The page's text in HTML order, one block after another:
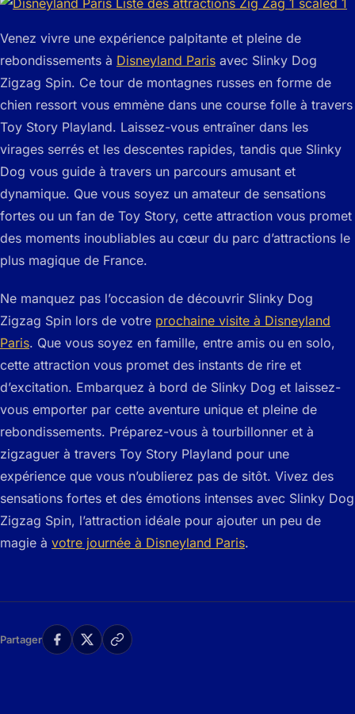
Venez vivre une expérience palpitante et pleine de
rebondissements à Disneyland Paris avec Slinky Dog
Zigzag Spin. Ce tour de montagnes russes en forme de
chien ressort vous emmène dans une course folle à travers
Toy Story Playland. Laissez-vous entraîner dans les
virages serrés et les descentes rapides, tandis que Slinky
Dog vous guide à travers un parcours amusant et
dynamique. Que vous soyez un amateur de sensations
fortes ou un fan de Toy Story, cette attraction vous promet
des moments inoubliables au cœur du parc d’attractions le
plus magique de France.
Ne manquez pas l’occasion de découvrir Slinky Dog
Zigzag Spin lors de votre prochaine visite à Disneyland
Paris. Que vous soyez en famille, entre amis ou en solo,
cette attraction vous promet des instants de rire et
d’excitation. Embarquez à bord de Slinky Dog et laissez-
vous emporter par cette aventure unique et pleine de
rebondissements. Préparez-vous à tourbillonner et à
zigzaguer à travers Toy Story Playland pour une
expérience que vous n’oublierez pas de sitôt. Vivez des
sensations fortes et des émotions intenses avec Slinky Dog
Zigzag Spin, l’attraction idéale pour ajouter un peu de
magie à votre journée à Disneyland Paris.
Partager